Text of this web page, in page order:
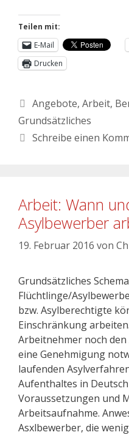
Teilen mit:
E-Mail
Drucken
Angebote, Arbeit,
Grundsätzliches
Schreibe einen
Arbeit: Wann
Asylbewerber
19. Februar 2016 von
Grundsätzliches
Flüchtlinge/
bzw. Asylberechtigte
Einschränkung
Arbeitnehmer noch
eine Genehmigung
laufenden
Aufenthaltes in
Voraussetzungen und
Arbeitsaufnahme.
Asxlbewerber, die